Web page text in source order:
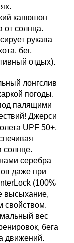
капюшон
от солнца.
рукава
бег,
отдых).
лонгслив
погоды.
палящими
Джерси
UPF 50+,
солнце.
серебра
даже при
(100%
высыхание,
свойством.
вес
бега
движений.